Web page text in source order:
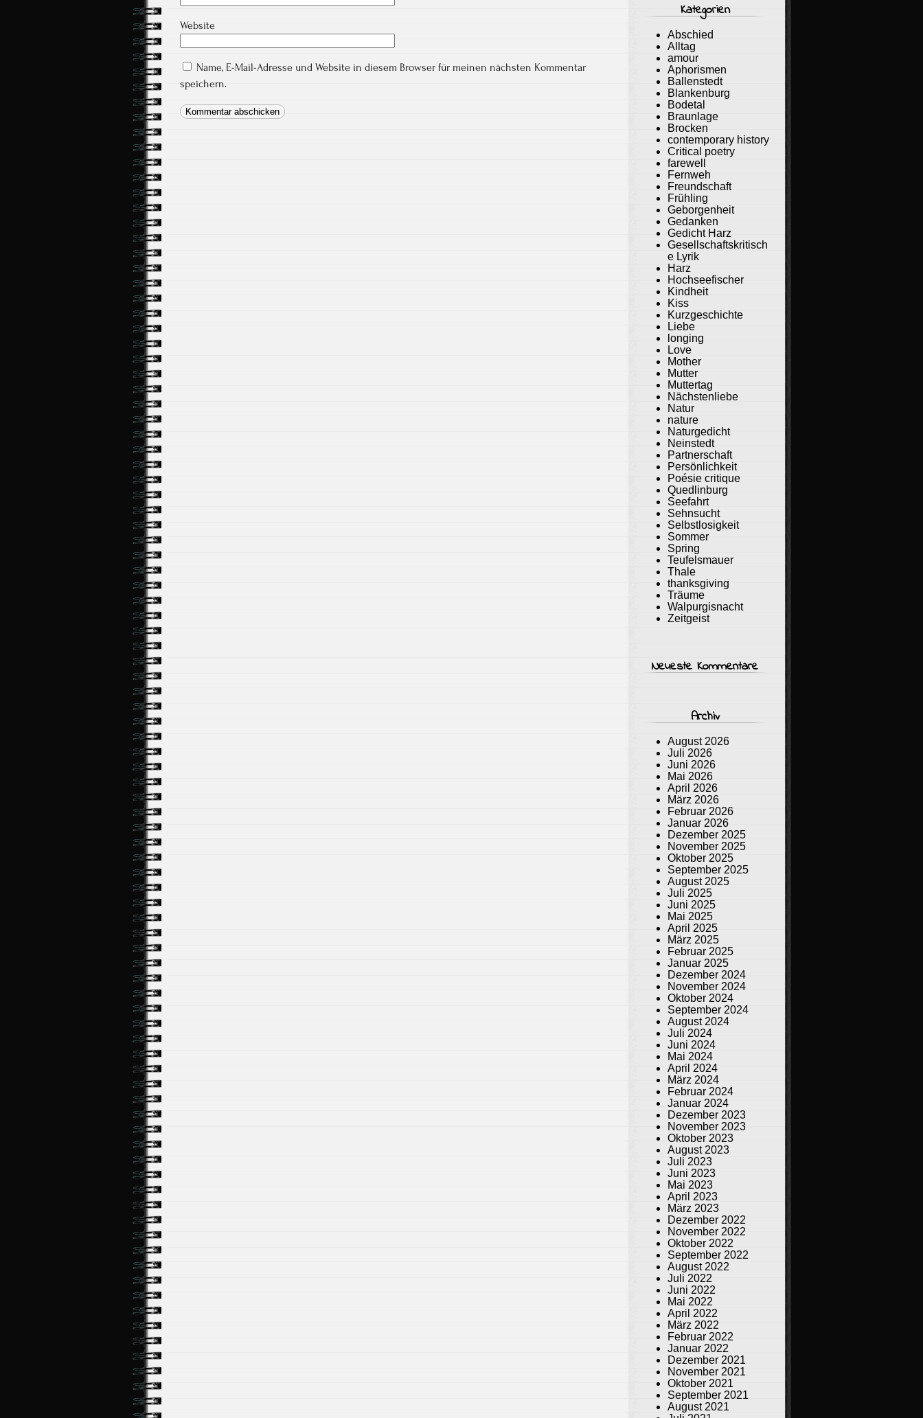
Website
Name, E-Mail-Adresse und Website in diesem Browser für meinen nächsten Kommentar
speichern.
Kategorien
Abschied
Alltag
amour
Aphorismen
Ballenstedt
Blankenburg
Bodetal
Braunlage
Brocken
contemporary history
Critical poetry
farewell
Fernweh
Freundschaft
Frühling
Geborgenheit
Gedanken
Gedicht Harz
Gesellschaftskritisch
e Lyrik
Harz
Hochseefischer
Kindheit
Kiss
Kurzgeschichte
Liebe
longing
Love
Mother
Mutter
Muttertag
Nächstenliebe
Natur
nature
Naturgedicht
Neinstedt
Partnerschaft
Persönlichkeit
Poésie critique
Quedlinburg
Seefahrt
Sehnsucht
Selbstlosigkeit
Sommer
Spring
Teufelsmauer
Thale
thanksgiving
Träume
Walpurgisnacht
Zeitgeist
Neueste Kommentare
Archiv
August 2026
Juli 2026
Juni 2026
Mai 2026
April 2026
März 2026
Februar 2026
Januar 2026
Dezember 2025
November 2025
Oktober 2025
September 2025
August 2025
Juli 2025
Juni 2025
Mai 2025
April 2025
März 2025
Februar 2025
Januar 2025
Dezember 2024
November 2024
Oktober 2024
September 2024
August 2024
Juli 2024
Juni 2024
Mai 2024
April 2024
März 2024
Februar 2024
Januar 2024
Dezember 2023
November 2023
Oktober 2023
August 2023
Juli 2023
Juni 2023
Mai 2023
April 2023
März 2023
Dezember 2022
November 2022
Oktober 2022
September 2022
August 2022
Juli 2022
Juni 2022
Mai 2022
April 2022
März 2022
Februar 2022
Januar 2022
Dezember 2021
November 2021
Oktober 2021
September 2021
August 2021